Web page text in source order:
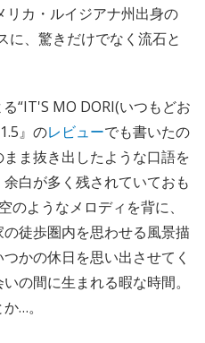
カ・ルイジアナ州出身の
に、驚きだけでなく流石と
“IT'S MO DORI(いつもどお
』のレビューでも書いたの
ま抜き出したような口語を
白が多く残されていておも
のようなメロディを背に、
徒歩圏内を思わせる風景描
かの休日を思い出させてく
の間に生まれる暇な時間。
…。